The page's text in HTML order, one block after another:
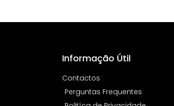
Informação Útil
Contactos
Perguntas Frequentes